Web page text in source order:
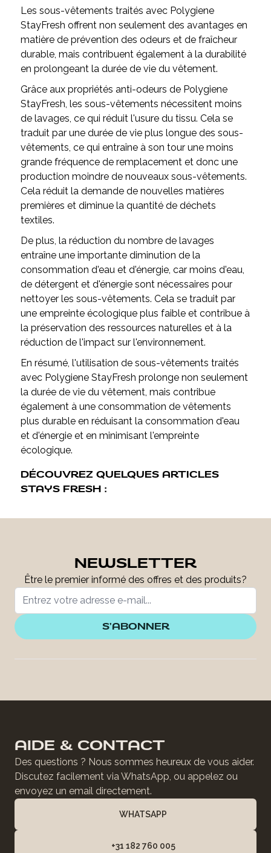
Les sous-vêtements traités avec Polygiene
StayFresh offrent non seulement des avantages en
matière de prévention des odeurs et de fraîcheur
durable, mais contribuent également à la durabilité
en prolongeant la durée de vie du vêtement.
Grâce aux propriétés anti-odeurs de Polygiene
StayFresh, les sous-vêtements nécessitent moins
de lavages, ce qui réduit l'usure du tissu. Cela se
traduit par une durée de vie plus longue des sous-
vêtements, ce qui entraîne à son tour une moins
grande fréquence de remplacement et donc une
production moindre de nouveaux sous-vêtements.
Cela réduit la demande de nouvelles matières
premières et diminue la quantité de déchets
textiles.
De plus, la réduction du nombre de lavages
entraîne une importante diminution de la
consommation d'eau et d'énergie, car moins d'eau,
de détergent et d'énergie sont nécessaires pour
nettoyer les sous-vêtements. Cela se traduit par
une empreinte écologique plus faible et contribue à
la préservation des ressources naturelles et à la
réduction de l'impact sur l'environnement.
En résumé, l'utilisation de sous-vêtements traités
avec Polygiene StayFresh prolonge non seulement
la durée de vie du vêtement, mais contribue
également à une consommation de vêtements
plus durable en réduisant la consommation d'eau
et d'énergie et en minimisant l'empreinte
écologique.
DÉCOUVREZ QUELQUES ARTICLES
STAYS FRESH :
NEWSLETTER
Être le premier informé des offres et des produits?
S'ABONNER
AIDE & CONTACT
Des questions ? Nous sommes heureux de vous aider.
Discutez facilement via WhatsApp, ou appelez ou
envoyez un email directement.
WHATSAPP
+31 182 760 005